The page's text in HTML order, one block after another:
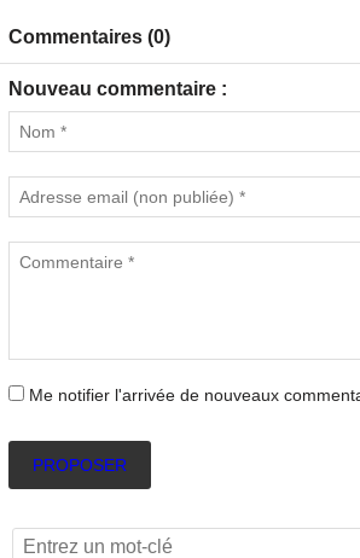
Commentaires (0)
Nouveau commentaire :
Me notifier l'arrivée de nouveaux
PROPOSER